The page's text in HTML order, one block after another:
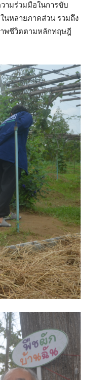
ามร่วมมือในการขับ
นหลายภาคส่วน รวมถึง
พชีวิตตามหลักทฤษฎี